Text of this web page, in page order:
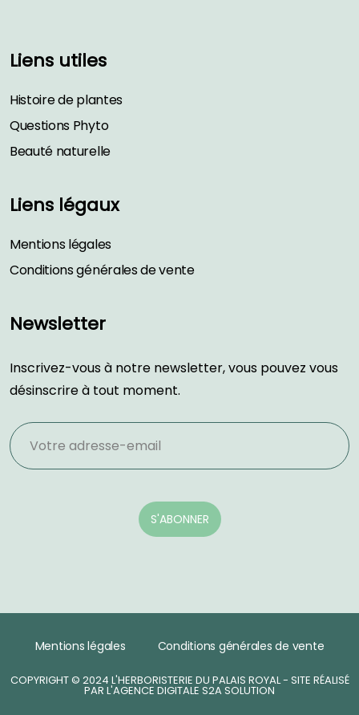
Liens utiles
Histoire de plantes
Questions Phyto
Beauté naturelle
Liens légaux
Mentions légales
Conditions générales de vente
Newsletter
Inscrivez-vous à notre newsletter, vous pouvez vous
désinscrire à tout moment.
Mentions légales Conditions générales de vente
COPYRIGHT © 2024 L'HERBORISTERIE DU PALAIS ROYAL - SITE RÉALISÉ
PAR L'AGENCE DIGITALE S2A SOLUTION